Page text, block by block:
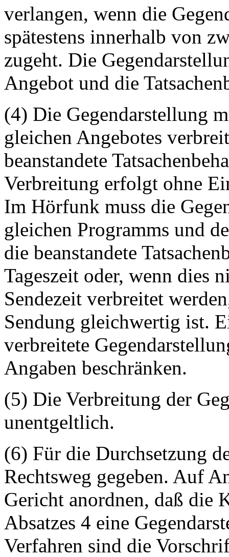
verlangen, wenn die
spätestens innerhalb von
zugeht. Die
Angebot und die
(4) Die Gegendarstellung
gleichen Angebotes
beanstandete
Verbreitung erfolgt ohne
Im Hörfunk muss die
gleichen Programms und
die beanstandete
Tageszeit oder, wenn dies
Sendezeit verbreitet
Sendung gleichwertig ist.
verbreitete
Angaben beschränken.
(5) Die Verbreitung der
unentgeltlich.
(6) Für die Durchsetzung
Rechtsweg gegeben. Auf
Gericht anordnen, daß die
Absatzes 4 eine
Verfahren sind die